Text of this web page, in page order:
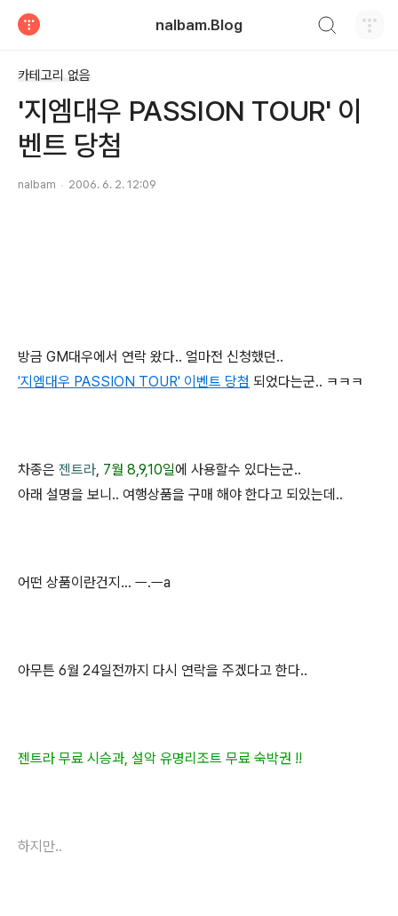
nalbam.Blog
카테고리 없음
'지엠대우 PASSION TOUR' 이
벤트 당첨
nalbam 2006. 6. 2. 12:09
방금 GM대우에서 연락 왔다.. 얼마전 신청했던..
'지엠대우 PASSION TOUR' 이벤트 당첨 되었다는군.. ㅋㅋㅋ
차종은 젠트라, 7월 8,9,10일에 사용할수 있다는군..
아래 설명을 보니.. 여행상품을 구매 해야 한다고 되있는데..
어떤 상품이란건지... ㅡ.ㅡa
아무튼 6월 24일전까지 다시 연락을 주겠다고 한다..
젠트라 무료 시승과, 설악 유명리조트 무료 숙박권 !!
하지만..